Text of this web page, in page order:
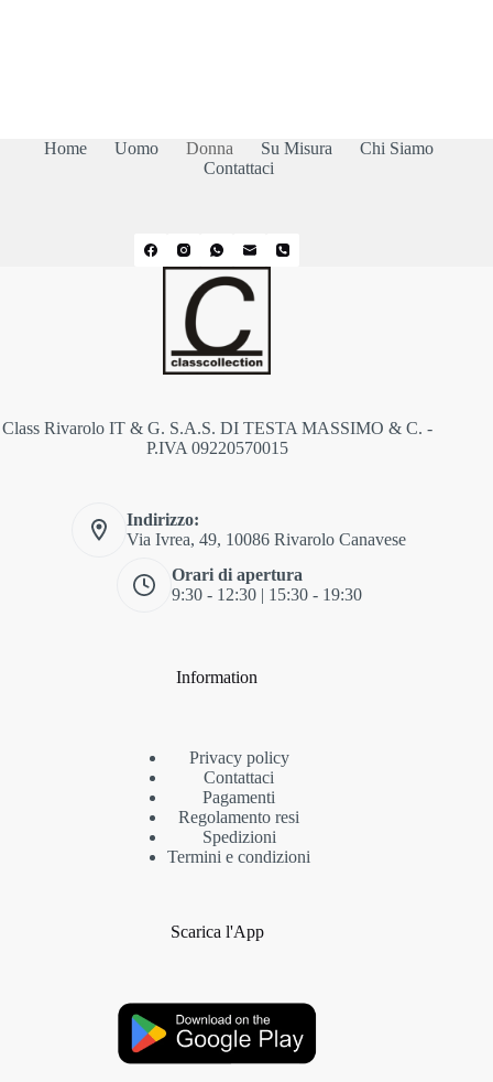
Home Uomo Donna Su Misura
Chi Siamo
Contattaci
Class Rivarolo IT & G. S.A.S. DI TESTA MASSIMO & C. -
P.IVA 09220570015
Indirizzo:
Via Ivrea, 49, 10086 Rivarolo Canavese
Orari di apertura
9:30 - 12:30 | 15:30 - 19:30
Information
Privacy policy
Contattaci
Pagamenti
Regolamento resi
Spedizioni
Termini e condizioni
Scarica l'App